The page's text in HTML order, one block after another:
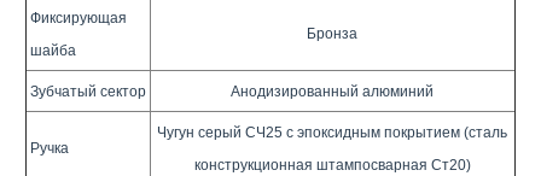
Фиксирующая
шайба
Бронза
Зубчатый сектор Анодизированный алюминий
Ручка
Чугун серый СЧ25 с эпоксидным покрытием (сталь
конструкционная штампосварная Ст20)